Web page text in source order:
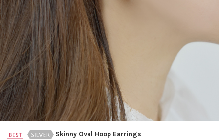
Skinny Oval Hoop Earrings